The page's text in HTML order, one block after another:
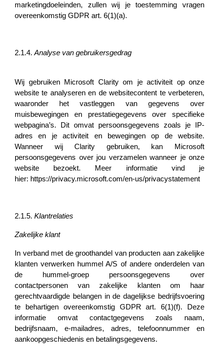
marketingdoeleinden, zullen wij je toestemming vragen
overeenkomstig GDPR art. 6(1)(a).
2.1.4. Analyse van gebruikersgedrag
Wij gebruiken Microsoft Clarity om je activiteit op onze
website te analyseren en de websitecontent te verbeteren,
waaronder het vastleggen van gegevens over
muisbewegingen en prestatiegegevens over specifieke
webpagina’s. Dit omvat persoonsgegevens zoals je IP-
adres en je activiteit en bewegingen op de website.
Wanneer wij Clarity gebruiken, kan Microsoft
persoonsgegevens over jou verzamelen wanneer je onze
website bezoekt. Meer informatie vind je
hier: https://privacy.microsoft.com/en-us/privacystatement
2.1.5. Klantrelaties
Zakelijke klant
In verband met de groothandel van producten aan zakelijke
klanten verwerken hummel A/S of andere onderdelen van
de hummel-groep persoonsgegevens over
contactpersonen van zakelijke klanten om haar
gerechtvaardigde belangen in de dagelijkse bedrijfsvoering
te behartigen overeenkomstig GDPR art. 6(1)(f). Deze
informatie omvat contactgegevens zoals naam,
bedrijfsnaam, e-mailadres, adres, telefoonnummer en
aankoopgeschiedenis en betalingsgegevens.